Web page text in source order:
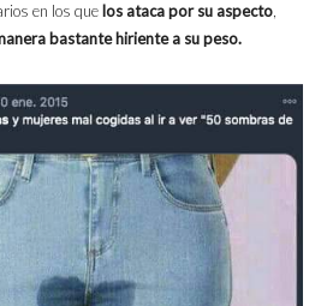
en los que los ataca por su aspecto
bastante hiriente a su peso.